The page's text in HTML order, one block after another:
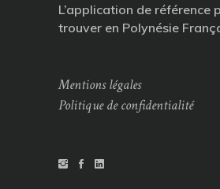
L’application de référence
trouver en Polynésie
Mentions légales
Politique de confidentialité